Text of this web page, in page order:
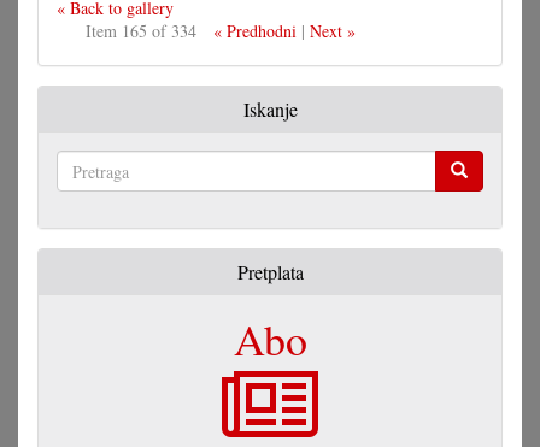
« Back to gallery
Item 165 of 334
« Predhodni| Next »
Iskanje
Pretplata
Abo